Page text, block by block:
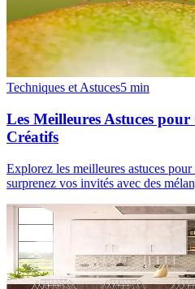
Techniques et Astuces5 min
Les Meilleures Astuces
Créatifs
Explorez les meilleures astuces
surprenez vos invités avec des